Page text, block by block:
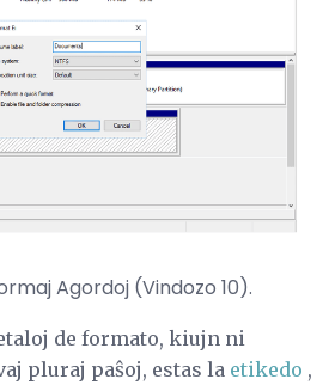
Agordoj (Vindozo 10).
de formato, kiujn ni
pluraj paŝoj, estas la etikedo ,